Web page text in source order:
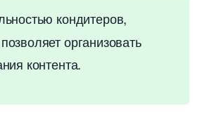
кондитеров,
организовать
контента.